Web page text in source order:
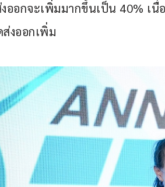
ออกจะเพิ่มมากขึ้นเป็น 40% เนื่
งออกเพิ่ม